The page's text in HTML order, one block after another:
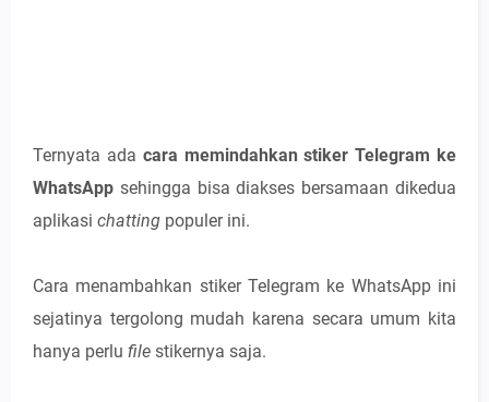
Ternyata ada cara memindahkan stiker Telegram ke
WhatsApp sehingga bisa diakses bersamaan dikedua
aplikasi chatting populer ini.
Cara menambahkan stiker Telegram ke WhatsApp ini
sejatinya tergolong mudah karena secara umum kita
hanya perlu file stikernya saja.